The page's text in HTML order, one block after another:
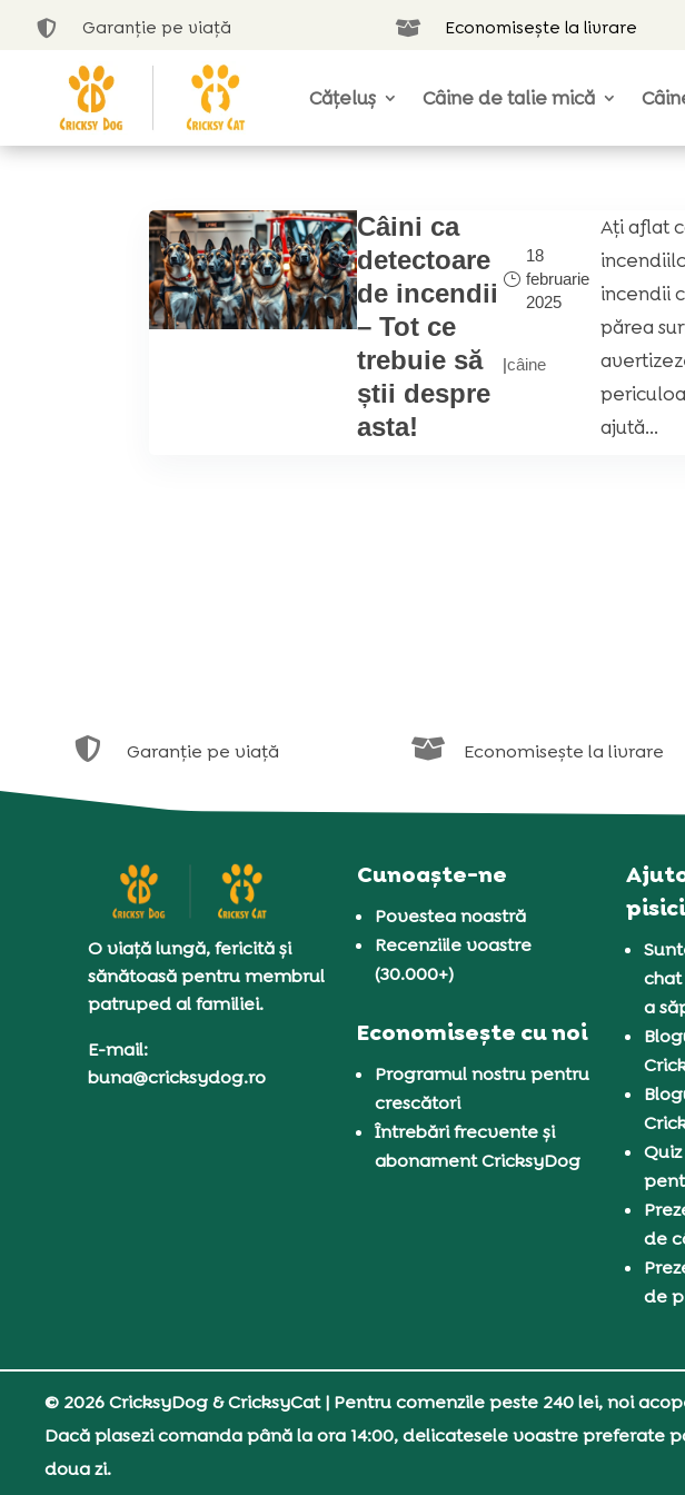
 Garanție pe viață  Economisește la livrare
Cățeluș Câine de talie mică
Câini ca
detectoare
de incendii
– Tot ce
trebuie să
știi despre
asta!
18
februarie
2025
|câine
Ați aflat
incendii
părea
ajută...
 Garanție pe viață  Economisește la livrare
O viață lungă, fericită și
sănătoasă pentru membrul
patruped al familiei.
E-mail:
buna@cricksydog.ro
Cunoaște-ne
Povestea noastră
Recenziile voastre
(30.000+)
Economisește cu noi
Programul nostru pentru
crescători
Întrebări frecvente și
abonament CricksyDog
pisici
chat
a
de
de
© 2026 CricksyDog & CricksyCat| Pentru comenzile peste 240 lei, noi
Dacă plasezi comanda până la ora 14:00, delicatesele voastre preferate
doua zi.